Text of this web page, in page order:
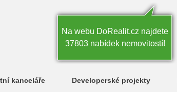
Na webu DoRealit.cz najdete
37803 nabídek nemovitostí!
kanceláře Developerské projekty